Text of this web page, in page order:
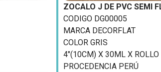
ZOCALO J DE PVC SEMI
CODIGO DG00005
MARCA DECORFLAT
COLOR GRIS
4″(10CM) X 30ML X ROLLO
PROCEDENCIA PERÚ